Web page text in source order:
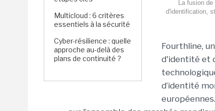
Multicloud : 6 critères
essentiels à la sécurité
Cyber-résilience : quelle
approche au-delà des
plans de continuité ?
La fusion
d'identification,
Fourthline,
d'identité et
d’identité
européennes.